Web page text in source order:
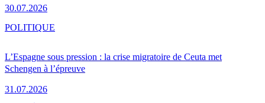
30.07.2026
L’Espagne sous pression : la crise migratoire de Ceuta met
Schengen à l’épreuve
31.07.2026
POLITIQUE